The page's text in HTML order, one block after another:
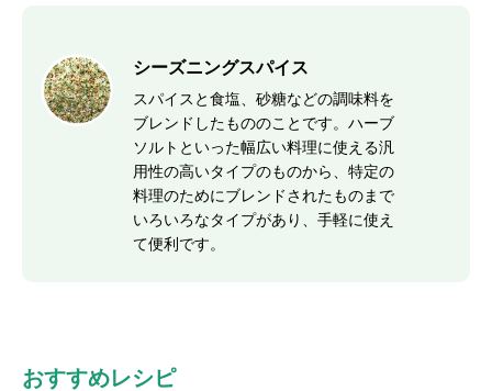
シーズニングスパイス
スパイスと食塩、砂糖などの調味料を
ブレンドしたもののことです。ハーブ
ソルトといった幅広い料理に使える汎
用性の高いタイプのものから、特定の
料理のためにブレンドされたものまで
いろいろなタイプがあり、手軽に使え
て便利です。
おすすめレシピ